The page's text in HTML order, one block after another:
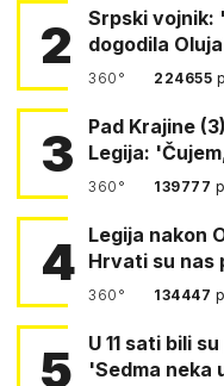
2
Srpski vojnik:
dogodila
360° 224655
3
Pad Krajine
Legija:
360° 139777
4 Legija nakon
Hrvati su nas
360° 134447
5
U 11 sati bili su pred Kninom. Gotovina:
'Sedma neka